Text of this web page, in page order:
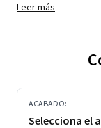
Leer más
ACABADO:
Selecciona el